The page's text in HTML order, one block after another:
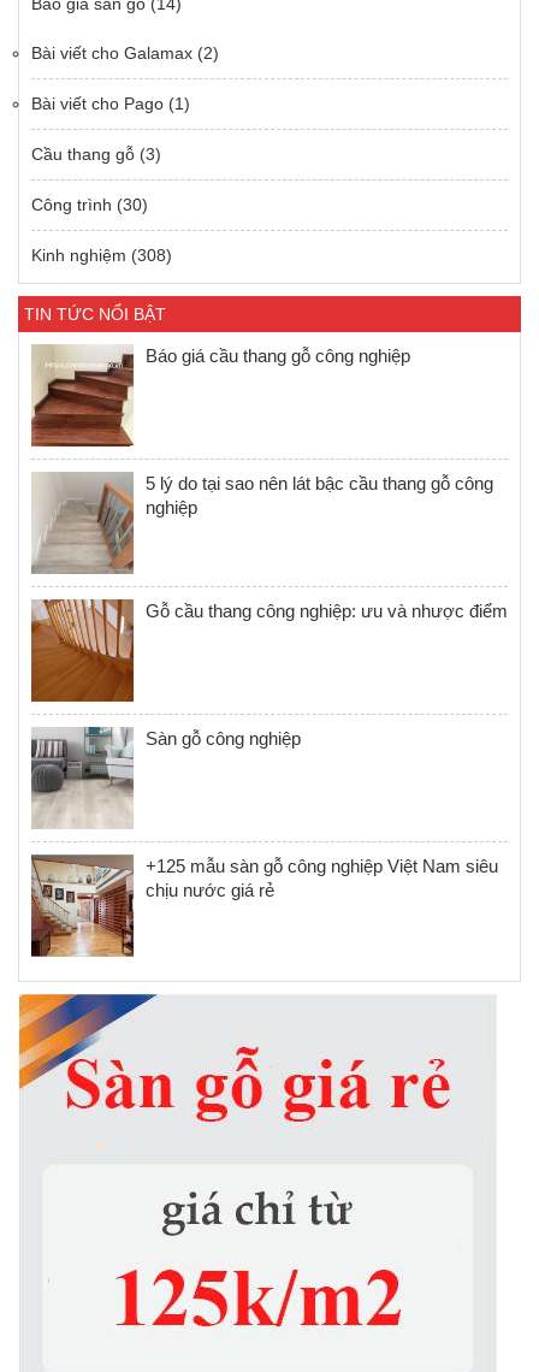
Báo giá sàn gỗ (14)
Bài viết cho Galamax (2)
Bài viết cho Pago (1)
Cầu thang gỗ (3)
Công trình (30)
Kinh nghiệm (308)
TIN TỨC NỔI BẬT
Báo giá cầu thang gỗ công nghiệp
5 lý do tại sao nên lát bậc cầu thang gỗ công
nghiệp
Gỗ cầu thang công nghiệp: ưu và nhược điểm
Sàn gỗ công nghiệp
+125 mẫu sàn gỗ công nghiệp Việt Nam siêu
chịu nước giá rẻ